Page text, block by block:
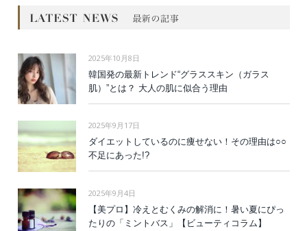
2025年10月8日
韓国発の最新トレンド“グラススキン（ガラス
肌）”とは？ 大人の肌に似合う理由
2025年9月17日
ダイエットしているのに痩せない！その理由は○○
不足にあった!?
2025年9月4日
【美プロ】冷えとむくみの解消に！暑い夏にぴっ
たりの「ミントバス」【ビューティコラム】